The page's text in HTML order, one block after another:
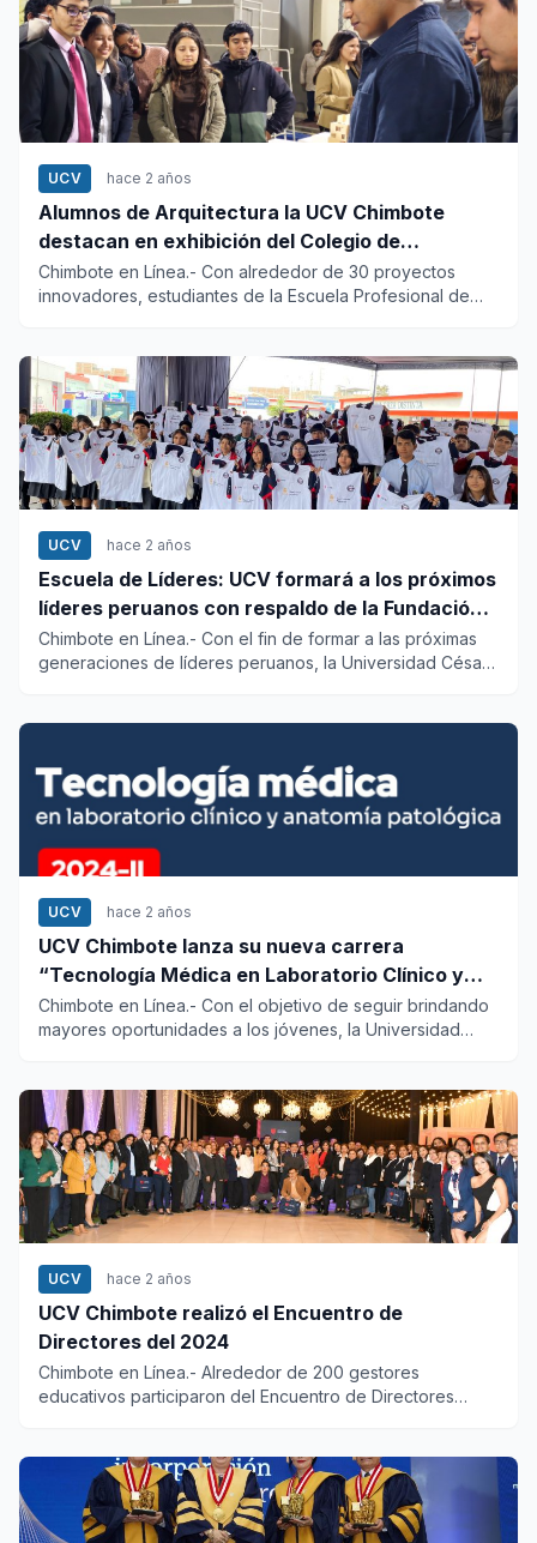
UCV hace 2 años
Alumnos de Arquitectura la UCV Chimbote
destacan en exhibición del Colegio de
Arquitectos de Áncash
Chimbote en Línea.- Con alrededor de 30 proyectos
innovadores, estudiantes de la Escuela Profesional de
UCV hace 2 años
Escuela de Líderes: UCV formará a los próximos
líderes peruanos con respaldo de la Fundación
Real Madrid
Chimbote en Línea.- Con el fin de formar a las próximas
generaciones de líderes peruanos, la Universidad César
UCV hace 2 años
UCV Chimbote lanza su nueva carrera
“Tecnología Médica en Laboratorio Clínico y
Anatomía Patológica”
Chimbote en Línea.- Con el objetivo de seguir brindando
mayores oportunidades a los jóvenes, la Universidad
UCV hace 2 años
UCV Chimbote realizó el Encuentro de
Directores del 2024
Chimbote en Línea.- Alrededor de 200 gestores
educativos participaron del Encuentro de Directores